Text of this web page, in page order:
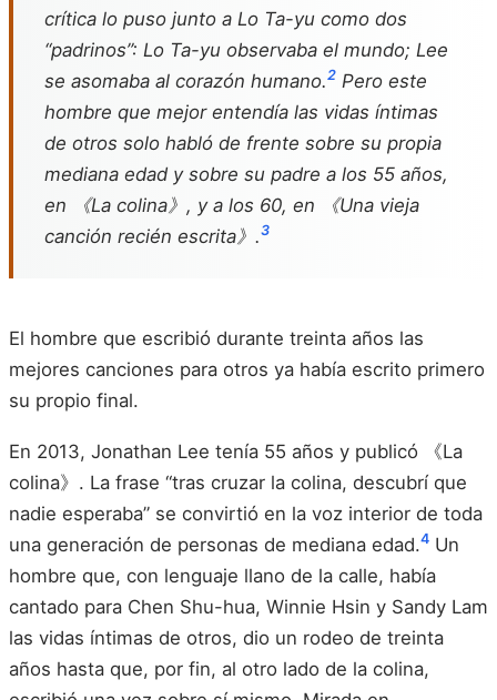
crítica lo puso junto a Lo Ta-yu como dos
“padrinos”: Lo Ta-yu observaba el mundo; Lee
se asomaba al corazón humano.2 Pero este
hombre que mejor entendía las vidas íntimas
de otros solo habló de frente sobre su propia
mediana edad y sobre su padre a los 55 años,
en 《La colina》, y a los 60, en 《Una vieja
canción recién escrita》.3
El hombre que escribió durante treinta años las
mejores canciones para otros ya había escrito primero
su propio final.
En 2013, Jonathan Lee tenía 55 años y publicó 《La
colina》. La frase “tras cruzar la colina, descubrí que
nadie esperaba” se convirtió en la voz interior de toda
una generación de personas de mediana edad.4 Un
hombre que, con lenguaje llano de la calle, había
cantado para Chen Shu-hua, Winnie Hsin y Sandy Lam
las vidas íntimas de otros, dio un rodeo de treinta
años hasta que, por fin, al otro lado de la colina,